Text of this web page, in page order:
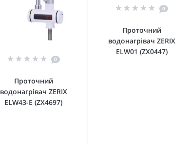
0
Проточний
водонагрівач ZERIX
ELW43-E (ZX4697)
0
Проточний
водонагрівач ZERIX
ELW01 (ZX0447)